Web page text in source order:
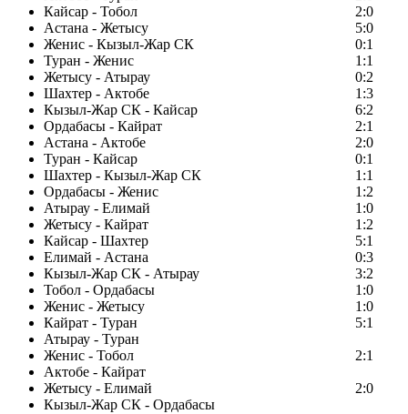
Кайсар - Тобол
2:0
Астана - Жетысу
5:0
Женис - Кызыл-Жар СК
0:1
Туран - Женис
1:1
Жетысу - Атырау
0:2
Шахтер - Актобе
1:3
Кызыл-Жар СК - Кайсар
6:2
Ордабасы - Кайрат
2:1
Астана - Актобе
2:0
Туран - Кайсар
0:1
Шахтер - Кызыл-Жар СК
1:1
Ордабасы - Женис
1:2
Атырау - Елимай
1:0
Жетысу - Кайрат
1:2
Кайсар - Шахтер
5:1
Елимай - Астана
0:3
Кызыл-Жар СК - Атырау
3:2
Тобол - Ордабасы
1:0
Женис - Жетысу
1:0
Кайрат - Туран
5:1
Атырау - Туран
Женис - Тобол
2:1
Актобе - Кайрат
Жетысу - Елимай
2:0
Кызыл-Жар СК - Ордабасы